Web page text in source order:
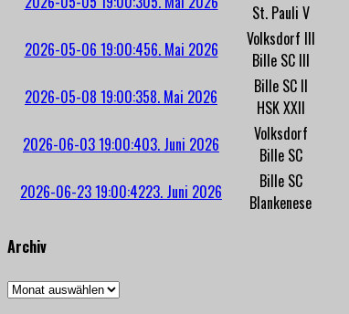
St. Pauli V
2026-05-06 19:00:456. Mai 2026
Volksdorf III
Bille SC III
2026-05-08 19:00:358. Mai 2026
Bille SC II
HSK XXII
2026-06-03 19:00:403. Juni 2026
Volksdorf
Bille SC
2026-06-23 19:00:4223. Juni 2026
Bille SC
Blankenese
Archiv
Archiv